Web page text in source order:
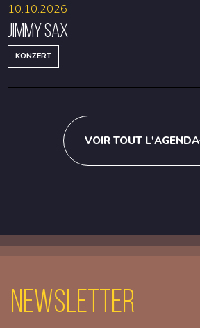
Jimmy Sax
KONZERT
10.10.2026
VOIR TOUT L'AGENDA
Newsletter